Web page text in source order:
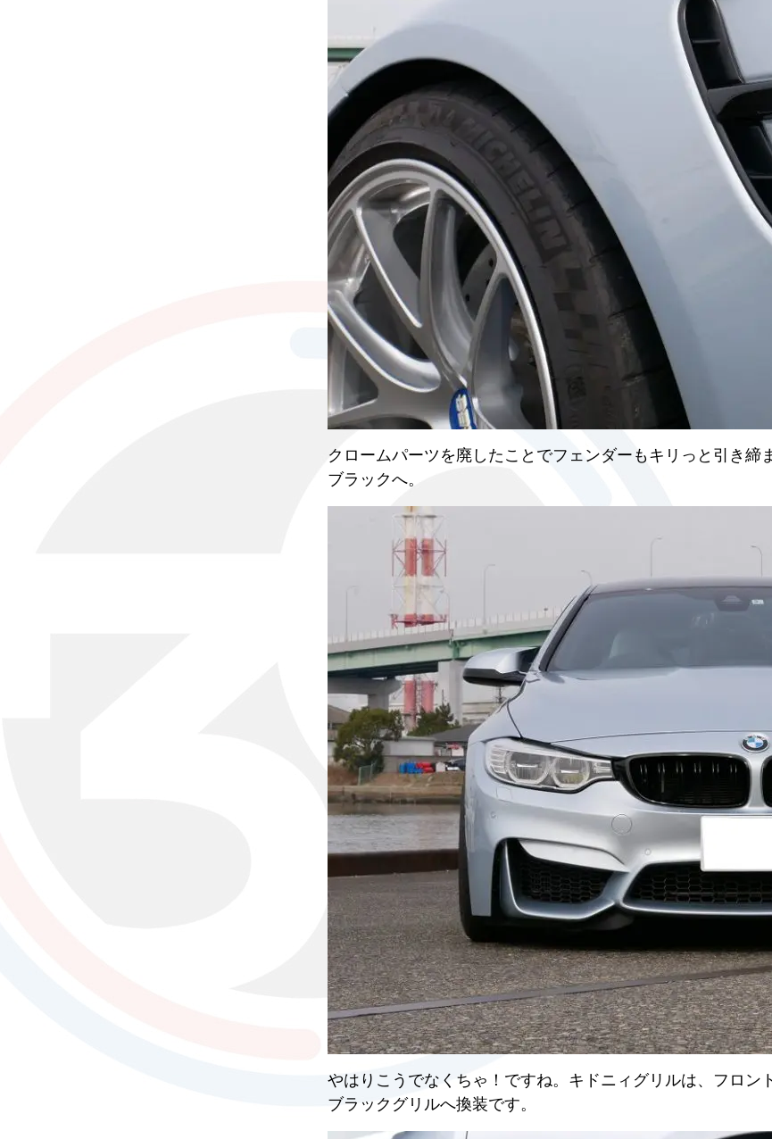
クロームパーツを廃したことでフェンダーもキリっと引き
ブラックへ。
やはりこうでなくちゃ！ですね。キドニィグリルは、フロ
ブラックグリルへ換装です。